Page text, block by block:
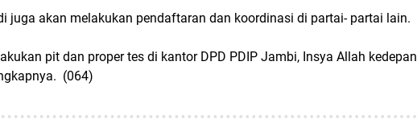
juga akan melakukan pendaftaran dan koordinasi di partai- partai lain.
pit dan proper tes di kantor DPD PDIP Jambi, Insya Allah kedepan
(064)